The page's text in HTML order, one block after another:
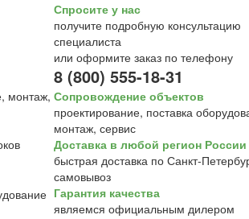
Спросите у нас
получите подробную консультацию
специалиста
или оформите заказ по телефону
8 (800) 555-18-31
Сопровождение объектов
проектирование, поставка
монтаж, сервис
Доставка в любой регион России
быстрая доставка по Санкт-
самовывоз
Гарантия качества
являемся официальным дилером